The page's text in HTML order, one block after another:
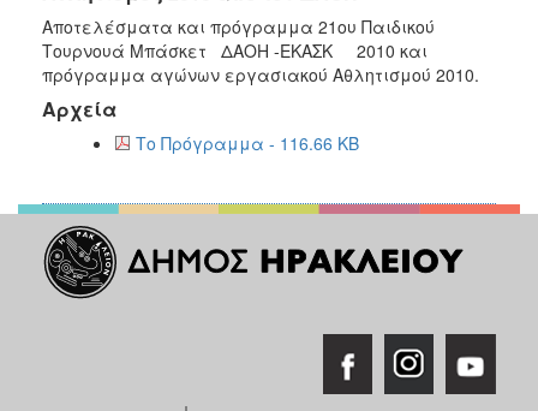
2021
2020
2019
2018
2016
2015
2013
Αποτελέσματα και πρόγραμμα 21ου Παιδικού
Τουρνουά Μπάσκετ ΔΑΟΗ -ΕΚΑΣΚ 2010 και
πρόγραμμα αγώνων εργασιακού Αθλητισμού 2010.
Αρχεία
Το Πρόγραμμα - 116.66 KB